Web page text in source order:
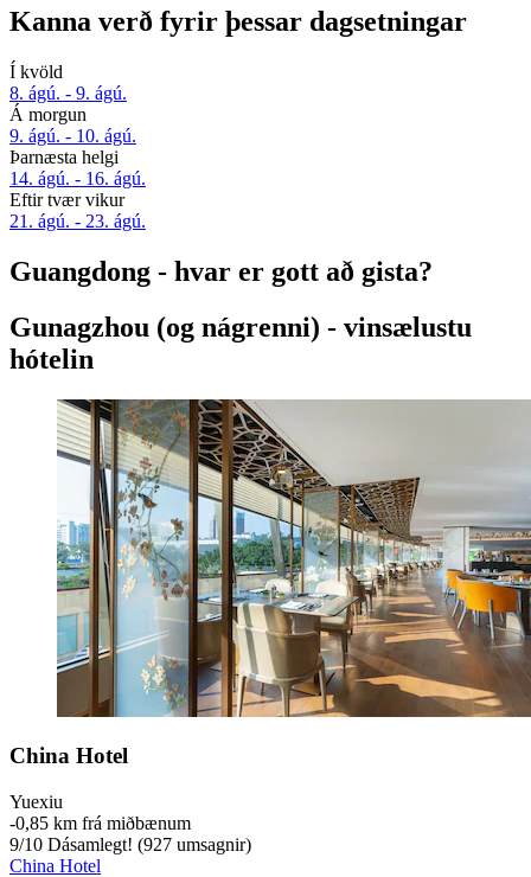
Kanna verð fyrir þessar dagsetningar
Í kvöld
8. ágú. - 9. ágú.
Á morgun
9. ágú. - 10. ágú.
Þarnæsta helgi
14. ágú. - 16. ágú.
Eftir tvær vikur
21. ágú. - 23. ágú.
Guangdong - hvar er gott að gista?
Gunagzhou (og nágrenni) - vinsælustu
hótelin
China Hotel
Yuexiu
‐0,85 km frá miðbænum
9/10 Dásamlegt! (927 umsagnir)
China Hotel